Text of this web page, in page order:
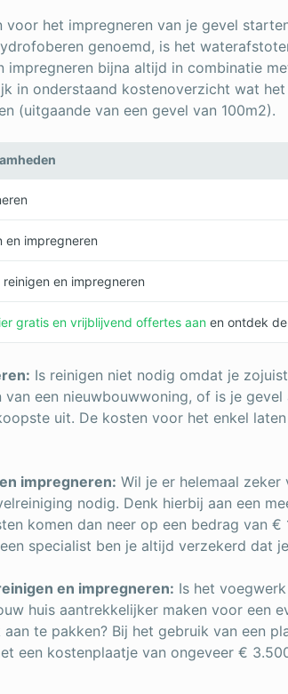
voor het impregneren van je gevel
genoemd, is het
impregneren bijna altijd in combinatie
in onderstaand kostenoverzicht wat
(uitgaande van een gevel van 100m2).
en impregneren
reinigen en impregneren
gratis en vrijblijvend offertes aan en ontdek
Is reinigen niet nodig omdat je
van een nieuwbouwwoning, of is je
uit. De kosten voor het enkel
impregneren: Wil je er helemaal
nodig. Denk hierbij aan een
komen dan neer op een bedrag van
specialist ben je altijd verzekerd dat
en impregneren: Is het
huis aantrekkelijker maken voor een
te pakken? Bij het gebruik van een
een kostenplaatje van ongeveer €